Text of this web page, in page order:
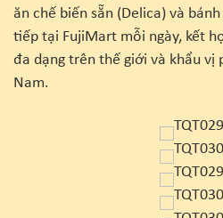
ăn chế biến sẵn (Delica) và
tiếp tại FujiMart mỗi ngày, kết
đa dạng trên thế giới và khẩu vị
Nam.